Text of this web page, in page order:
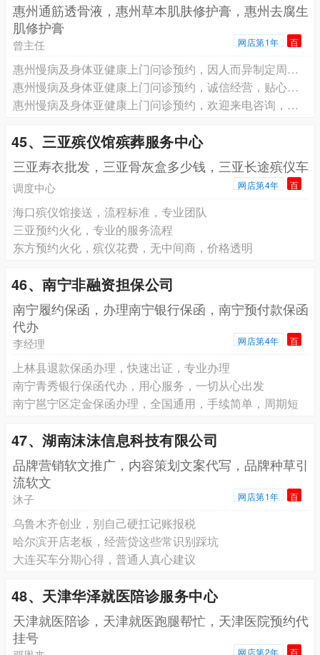
惠州通筋透骨液，惠州草本肌肤修护膏，惠州去腐生
肌修护膏
曾主任 网店第1年 百
惠州慢病及身体亚健康上门问诊预约，因人而异制定周期方案
惠州慢病及身体亚健康上门问诊预约，诚信经营，贴心服务
惠州慢病及身体亚健康上门问诊预约，欢迎来电咨询，真诚服务
45、三亚殡仪馆殡葬服务中心
三亚寿衣批发，三亚骨灰盒多少钱，三亚长途殡仪车
调度中心 网店第4年 百
海口殡仪馆接送，流程标准，专业团队
三亚预约火化，专业的服务流程
东方预约火化，殡仪花费，无中间商，价格透明
46、南宁非融资担保公司
南宁履约保函，办理南宁银行保函，南宁预付款保函
代办
李经理 网店第4年 百
上林县退款保函办理，快速出证，专业办理
南宁青秀银行保函代办，用心服务，一切从心出发
南宁邕宁区定金保函办理，全国通用，手续简单，周期短
47、湖南沫沫信息科技有限公司
品牌营销软文推广，内容策划文案代写，品牌种草引
流软文
沐子 网店第1年 百
乌鲁木齐创业，别自己硬扛记账报税
哈尔滨开店老板，经营贷这些常识别踩坑
大连买车分期心得，普通人真心建议
48、天津华泽就医陪诊服务中心
天津就医陪诊，天津就医跑腿帮忙，天津医院预约代
挂号
网店第2年 百